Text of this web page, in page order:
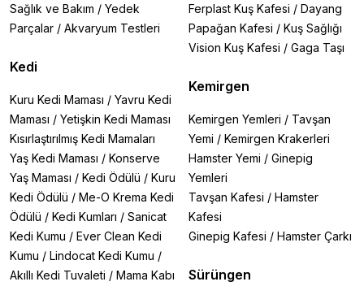
Sağlık ve Bakım / Yedek
Parçalar / Akvaryum Testleri
Kedi
Kuru Kedi Maması / Yavru Kedi
Maması / Yetişkin Kedi Maması
Kısırlaştırılmış Kedi Mamaları
Yaş Kedi Maması / Konserve
Yaş Maması / Kedi Ödülü / Kuru
Kedi Ödülü / Me-O Krema Kedi
Ödülü / Kedi Kumları / Sanicat
Kedi Kumu / Ever Clean Kedi
Kumu / Lindocat Kedi Kumu /
Akıllı Kedi Tuvaleti / Mama Kabı
Ferplast Kuş Kafesi / Dayang
Papağan Kafesi / Kuş Sağlığı
Vision Kuş Kafesi / Gaga Taşı
Kemirgen
Kemirgen Yemleri / Tavşan
Yemi / Kemirgen Krakerleri
Hamster Yemi / Ginepig
Yemleri
Tavşan Kafesi / Hamster
Kafesi
Ginepig Kafesi / Hamster Çarkı
Sürüngen